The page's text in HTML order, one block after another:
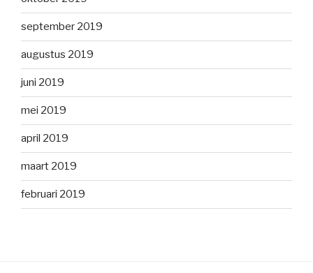
september 2019
augustus 2019
juni 2019
mei 2019
april 2019
maart 2019
februari 2019